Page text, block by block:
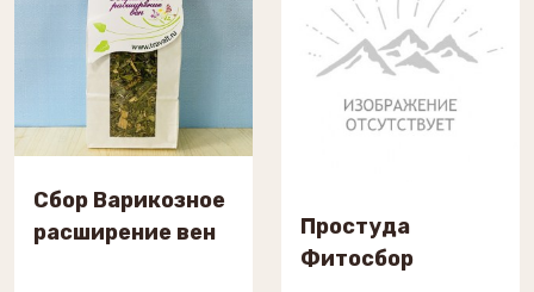
Сбор Варикозное
расширение вен
Простуда
Фитосбор